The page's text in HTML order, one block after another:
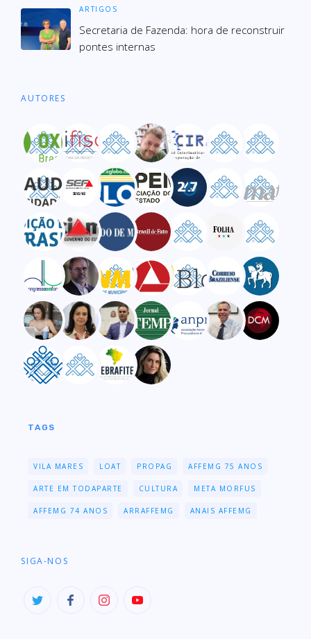
ARTIGOS
Secre­ta­ria de Fazenda: hora de recons­truir
pon­tes inter­nas
AUTORES
TAGS
VILA MARES LOAT PROPAG AFFEMG 75 ANOS
ARTE EM TODAPARTE CULTURA META MORFUS
AFFEMG 74 ANOS ARRAFFEMG ANAIS AFFEMG
SIGA-NOS